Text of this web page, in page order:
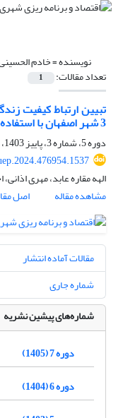
نویسنده =خادم
تعداد مقالات: 1
تبیین ارتباط کیفیت
3 شهر اصفهان با استفاده از مدل معادلات ساختاری
دوره 5، شماره 3، پاییز 1403، صفحه
الهه مقاره عابد، مهری
مشاهده مقاله
اصل
مقالات آماده انتشار
شماره جاری
شماره‌های پیشین نشریه
دوره 7 (1405)
دوره 6 (1404)